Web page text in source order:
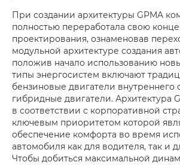
При создании архитектуры GPMA
полностью переработала свою
проектирования, ознаменовав
модульной архитектуре создания
положив начало использованию
типы энергосистем включают
бензиновые двигатели внутреннего
гибридные двигатели. Архитектура
в соответствии с корпоративной
ключевым приоритетом которой
обеспечение комфорта во время
автомобиля как для водителя, так и
Чтобы добиться максимальной